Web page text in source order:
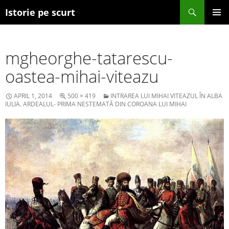
Istorie pe scurt
Search
SKIP TO CONTENT
mgheorghe-tatarescu-
oastea-mihai-viteazu
APRIL 1, 2014 500 × 419
INTRAREA LUI MIHAI VITEAZUL ÎN ALBA
IULIA. ARDEALUL- PRIMA NESTEMATĂ DIN COROANA LUI MIHAI